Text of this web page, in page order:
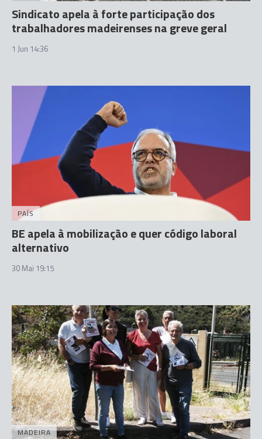
Sindicato apela à forte participação dos
trabalhadores madeirenses na greve geral
1 Jun 14:36
PAÍS
BE apela à mobilização e quer código laboral
alternativo
30 Mai 19:15
MADEIRA